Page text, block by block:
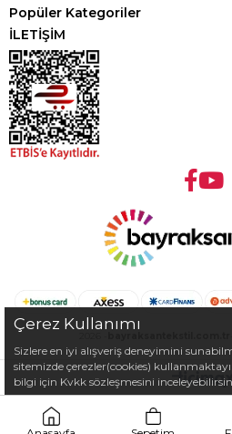
Popüler Kategoriler
İLETİŞİM
Çerez Kullanımı
Sizlere en iyi alışveriş deneyimini
sitemizde çerezler(cookies)
bilgi için Kvkk sözleşmesini